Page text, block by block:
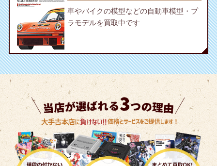
車やバイクの模型などの自動車模型・プ
ラモデルを買取中です